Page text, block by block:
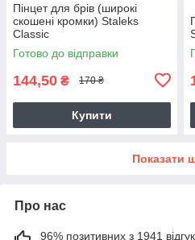
Пінцет для брів (широкі
скошені кромки) Staleks
Classic
Готово до відправки
144,50 ₴ 170 ₴
Купити
Показати
Про нас
96% позитивних з 1941